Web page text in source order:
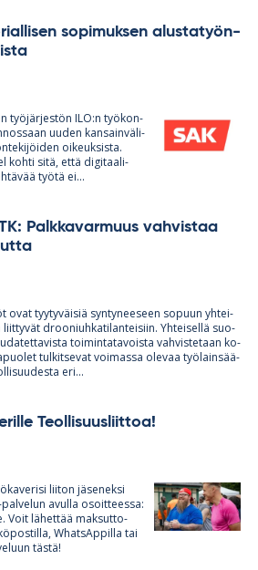
so­pi­muk­sen alus­ta­työn­
työ­jär­jes­tön ILO:n työ­kon­
uu­den kan­sain­vä­li­
oi­keuk­sista.
kohti sitä, että di­gi­taa­li­
työtä ei...
Palk­ka­var­muus vah­vis­taa
ovat tyy­ty­väi­siä syn­ty­nee­seen so­puun yh­tei­
liit­ty­vät droo­niuh­ka­ti­lan­tei­siin. Yh­tei­sellä suo­
toi­min­ta­ta­voista vah­vis­te­taan ko­
tul­kit­se­vat voi­massa ole­vaa työ­lain­sää­
eri...
Teol­li­suus­liit­toa!
lii­ton jä­se­neksi
avulla osoit­teessa:
Voit lä­het­tää mak­sut­to­
What­sAp­pilla tai
tästä!